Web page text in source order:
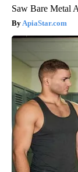
Saw Bare Metal
ApiaStar.com